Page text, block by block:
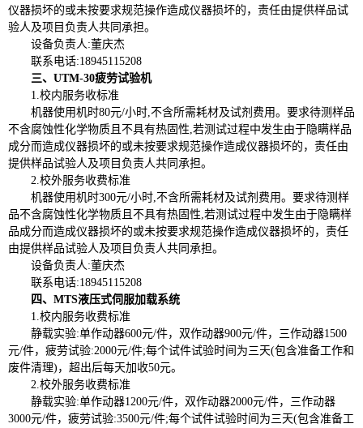
仪器损坏的或未按要求规范操作造成仪器损坏的，责任由提供样品试
验人及项目负责人共同承担。
设备负责人:董庆杰
联系电话:18945115208
三、UTM-30疲劳试验机
1.校内服务收标准
机器使用机时80元/小时,不含所需耗材及试剂费用。要求待测样品
不含腐蚀性化学物质且不具有热固性,若测试过程中发生由于隐瞒样品
成分而造成仪器损坏的或未按要求规范操作造成仪器损坏的，责任由
提供样品试验人及项目负责人共同承担。
2.校外服务收费标准
机器使用机时300元/小时,不含所需耗材及试剂费用。要求待测样
品不含腐蚀性化学物质且不具有热固性,若测试过程中发生由于隐瞒样
品成分而造成仪器损坏的或未按要求规范操作造成仪器损坏的，责任
由提供样品试验人及项目负责人共同承担。
设备负责人:董庆杰
联系电话:18945115208
四、MTS液压式伺服加载系统
1.校内服务收费标准
静载实验:单作动器600元/件，双作动器900元/件，三作动器1500
元/件，疲劳试验:2000元/件;每个试件试验时间为三天(包含准备工作和
废件清理)，超出后每天加收50元。
2.校外服务收费标准
静载实验:单作动器1200元/件，双作动器2000元/件，三作动器
3000元/件，疲劳试验:3500元/件;每个试件试验时间为三天(包含准备工